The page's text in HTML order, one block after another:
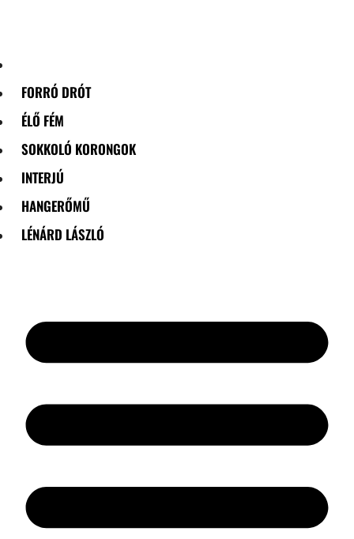
FORRÓ DRÓT
ÉLŐ FÉM
SOKKOLÓ KORONGOK
INTERJÚ
HANGERŐMŰ
LÉNÁRD LÁSZLÓ